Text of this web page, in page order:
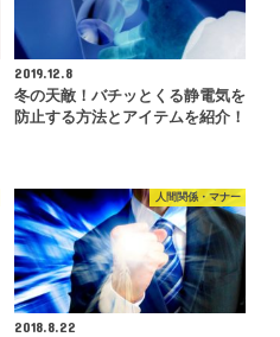
2019.12.8
冬の天敵！バチッとくる静電気を
防止する方法とアイテムを紹介！
人間関係・マナー
2018.8.22